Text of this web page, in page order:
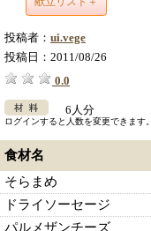
投稿者： ui.vege
投稿日： 2011/08/26
0.0
6人分
ログインすると人数を変更できます。
食材名
そらまめ
ドライソーセージ
パルメザンチーズ